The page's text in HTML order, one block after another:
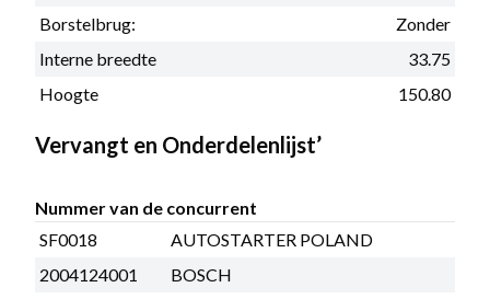
Borstelbrug:
Zonder
Interne breedte
33.75
Hoogte
150.80
Vervangt en Onderdelenlijst’
Nummer van de concurrent
SF0018
AUTOSTARTER POLAND
2004124001
BOSCH